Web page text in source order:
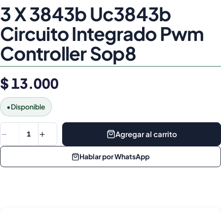
3 X 3843b Uc3843b
Circuito Integrado Pwm
Controller Sop8
$ 13.000
•Disponible
1 Agregar al carrito
Hablar por WhatsApp